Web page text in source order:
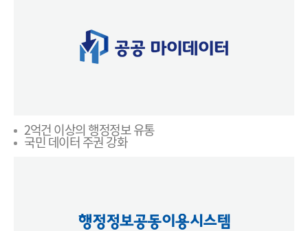
2억건 이상의 행정정보 유통
국민 데이터 주권 강화